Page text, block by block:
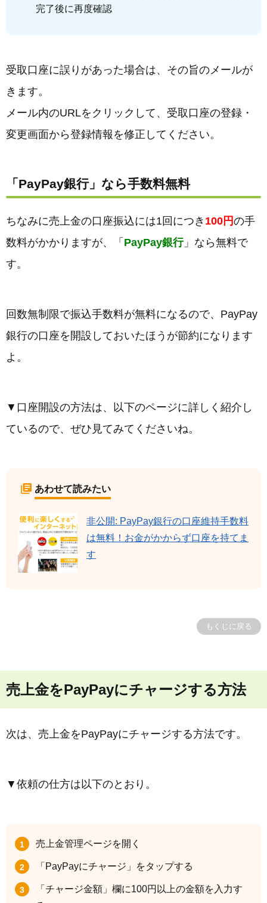
完了後に再度確認
受取口座に誤りがあった場合は、その旨のメールが
きます。
メール内のURLをクリックして、受取口座の登録・
変更画面から登録情報を修正してください。
「PayPay銀行」なら手数料無料
ちなみに売上金の口座振込には1回につき 100円の手
数料がかかりますが、「 PayPay銀行」なら無料で
す。
回数無制限で振込手数料が無料になるので、PayPay
銀行の口座を開設しておいたほうが節約になります
よ。
▼口座開設の方法は、以下のページに詳しく紹介し
ているので、ぜひ見てみてくださいね。
あわせて読みたい
非公開: PayPay銀行の口座維持手数料
は無料！お金がかからず口座を持てま
す
もくじに戻る
売上金をPayPayにチャージする方法
次は、売上金をPayPayにチャージする方法です。
▼依頼の仕方は以下のとおり。
売上金管理ページを開く
「PayPayにチャージ」をタップする
「チャージ金額」欄に100円以上の金額を入力す